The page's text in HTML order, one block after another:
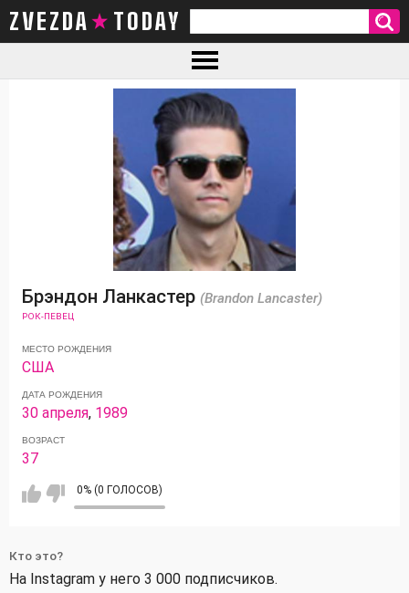
ZVEZDA TODAY
Брэндон Ланкастер (Brandon Lancaster)
РОК-ПЕВЕЦ
МЕСТО РОЖДЕНИЯ
США
ДАТА РОЖДЕНИЯ
30 апреля, 1989
ВОЗРАСТ
37
0% (0 ГОЛОСОВ)
Кто это?
На Instagram у него 3 000 подписчиков.